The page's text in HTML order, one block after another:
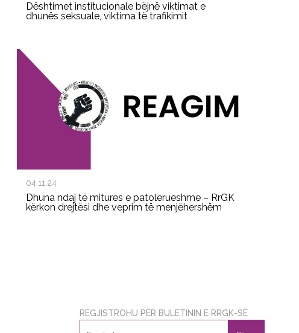
Dështimet institucionale bëjnë viktimat e
dhunës seksuale, viktima të trafikimit
04.11.24
Dhuna ndaj të miturës e patolerueshme – RrGK
kërkon drejtësi dhe veprim të menjëhershëm
REGJISTROHU PËR BULETININ E RRGK-SË